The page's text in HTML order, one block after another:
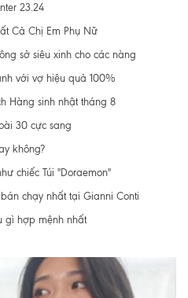
23.24
Cả Chị Em Phụ Nữ
sở siêu xinh cho các nàng
với vợ hiệu quả 100%
Hàng sinh nhật tháng 8
30 cực sang
không?
chiếc Túi "Doraemon"
chạy nhất tại Gianni Conti
gì hợp mệnh nhất